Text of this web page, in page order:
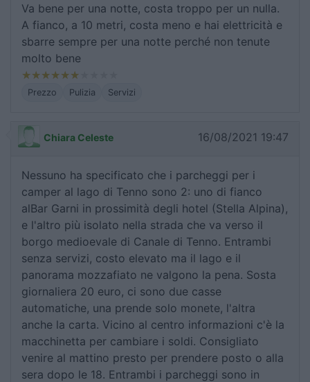
Va bene per una notte, costa troppo per un nulla.
A fianco, a 10 metri, costa meno e hai elettricità e
sbarre sempre per una notte perché non tenute
molto bene
Prezzo Pulizia Servizi
Chiara Celeste 16/08/2021 19:47
Nessuno ha specificato che i parcheggi per i
camper al lago di Tenno sono 2: uno di fianco
alBar Garni in prossimità degli hotel (Stella Alpina),
e l'altro più isolato nella strada che va verso il
borgo medioevale di Canale di Tenno. Entrambi
senza servizi, costo elevato ma il lago e il
panorama mozzafiato ne valgono la pena. Sosta
giornaliera 20 euro, ci sono due casse
automatiche, una prende solo monete, l'altra
anche la carta. Vicino al centro informazioni c'è la
macchinetta per cambiare i soldi. Consigliato
venire al mattino presto per prendere posto o alla
sera dopo le 18. Entrambi i parcheggi sono in